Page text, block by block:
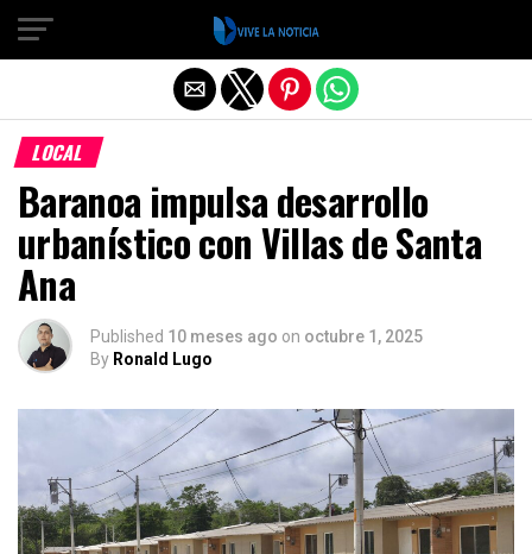
LOCAL
Baranoa impulsa desarrollo
urbanístico con Villas de Santa
Ana
Published 10 meses ago on octubre 1, 2025
By Ronald Lugo
Salir de la versión móvil